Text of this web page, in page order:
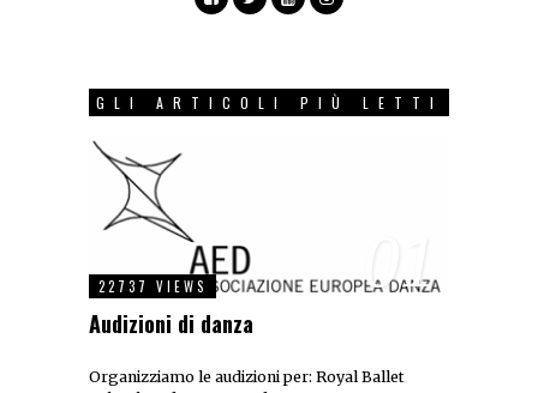
GLI ARTICOLI PIÙ LETTI
01
22737 VIEWS
Audizioni di danza
Organizziamo le audizioni per: Royal Ballet